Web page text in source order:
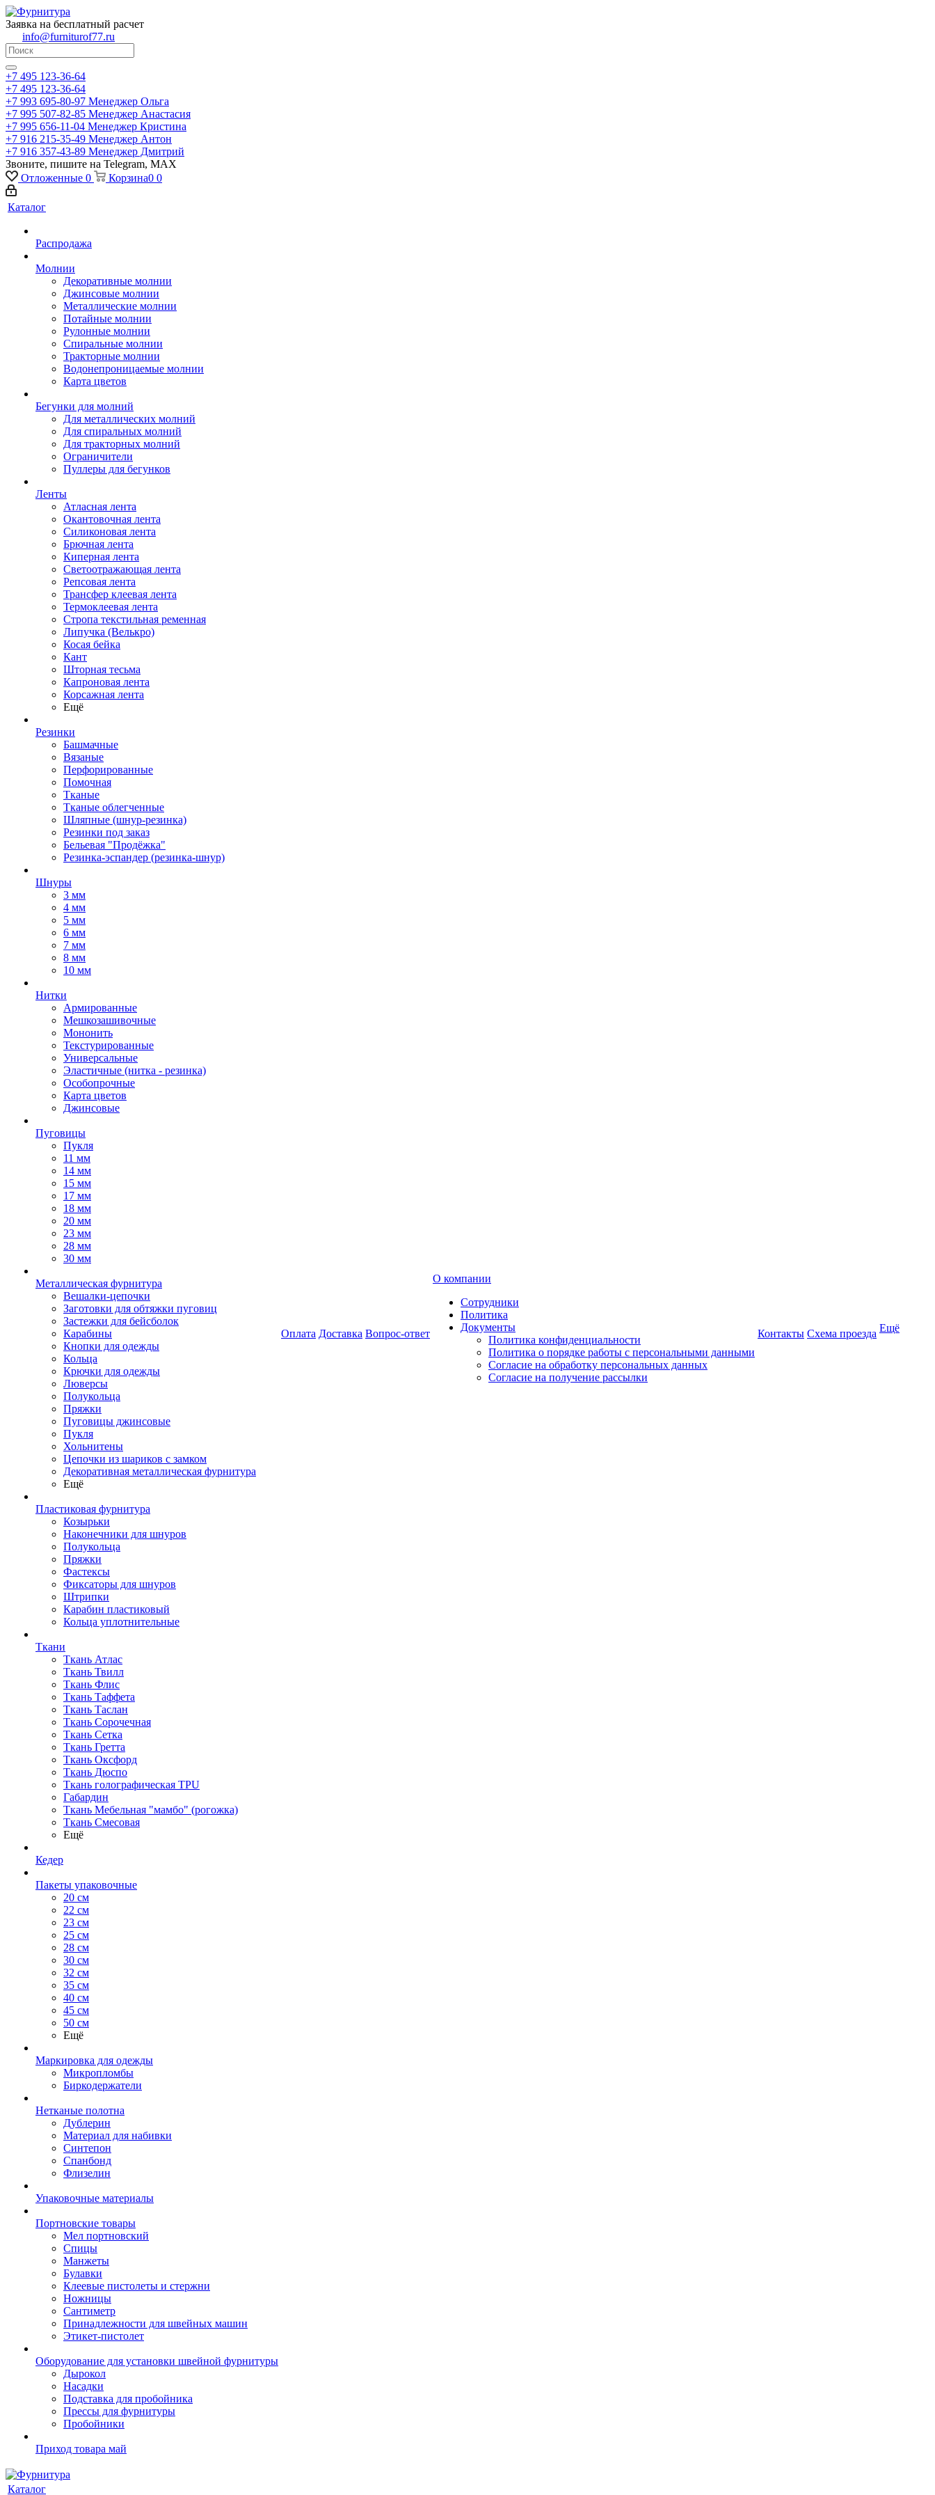
Заявка на бесплатный расчет
info@furniturof77.ru
+7 495 123-36-64
+7 495 123-36-64
+7 993 695-80-97 Менеджер Ольга
+7 995 507-82-85 Менеджер Анастасия
+7 995 656-11-04 Менеджер Кристина
+7 916 215-35-49 Менеджер Антон
+7 916 357-43-89 Менеджер Дмитрий
Звоните, пишите на Telegram, MAX
Отложенные 0 Корзина0 0
Каталог
Распродажа
Молнии
Декоративные молнии
Джинсовые молнии
Металлические молнии
Потайные молнии
Рулонные молнии
Спиральные молнии
Тракторные молнии
Водонепроницаемые молнии
Карта цветов
Бегунки для молний
Для металлических молний
Для спиральных молний
Для тракторных молний
Ограничители
Пуллеры для бегунков
Ленты
Атласная лента
Окантовочная лента
Силиконовая лента
Брючная лента
Киперная лента
Светоотражающая лента
Репсовая лента
Трансфер клеевая лента
Термоклеевая лента
Стропа текстильная ременная
Липучка (Велькро)
Косая бейка
Кант
Шторная тесьма
Капроновая лента
Корсажная лента
Ещё
Резинки
Башмачные
Вязаные
Перфорированные
Помочная
Тканые
Тканые облегченные
Шляпные (шнур-резинка)
Резинки под заказ
Бельевая "Продёжка"
Резинка-эспандер (резинка-шнур)
Шнуры
3 мм
4 мм
5 мм
6 мм
7 мм
8 мм
10 мм
Нитки
Армированные
Мешкозашивочные
Мононить
Текстурированные
Универсальные
Эластичные (нитка - резинка)
Особопрочные
Карта цветов
Джинсовые
Пуговицы
Пукля
11 мм
14 мм
15 мм
17 мм
18 мм
20 мм
23 мм
28 мм
30 мм
Металлическая фурнитура
Вешалки-цепочки
Заготовки для обтяжки пуговиц
Застежки для бейсболок
Карабины
Кнопки для одежды
Кольца
Крючки для одежды
Люверсы
Полукольца
Пряжки
Пуговицы джинсовые
Пукля
Хольнитены
Цепочки из шариков с замком
Декоративная металлическая фурнитура
Ещё
Пластиковая фурнитура
Козырьки
Наконечники для шнуров
Полукольца
Пряжки
Фастексы
Фиксаторы для шнуров
Штрипки
Карабин пластиковый
Кольца уплотнительные
Ткани
Ткань Атлас
Ткань Твилл
Ткань Флис
Ткань Таффета
Ткань Таслан
Ткань Сорочечная
Ткань Сетка
Ткань Гретта
Ткань Оксфорд
Ткань Дюспо
Ткань голографическая TPU
Габардин
Ткань Мебельная "мамбо" (рогожка)
Ткань Смесовая
Ещё
Кедер
Пакеты упаковочные
20 см
22 см
23 см
25 см
28 см
30 см
32 см
35 см
40 см
45 см
50 см
Ещё
Маркировка для одежды
Микропломбы
Биркодержатели
Нетканые полотна
Дублерин
Материал для набивки
Синтепон
Спанбонд
Флизелин
Упаковочные материалы
Портновские товары
Мел портновский
Спицы
Манжеты
Булавки
Клеевые пистолеты и стержни
Ножницы
Сантиметр
Принадлежности для швейных машин
Этикет-пистолет
Оборудование для установки швейной фурнитуры
Дырокол
Насадки
Подставка для пробойника
Прессы для фурнитуры
Пробойники
Приход товара май
Оплата Доставка Вопрос-ответ
О компании
Сотрудники
Политика
Документы
Политика конфиденциальности
Политика о порядке работы с персональными данными
Согласие на обработку персональных данных
Согласие на получение рассылки
Контакты Схема проезда Ещё
Каталог